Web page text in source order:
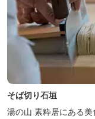
そば切り石垣
湯の山 素粋居にある美食レストラン 挽き